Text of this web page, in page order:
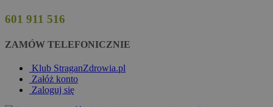
601 911 516
ZAMÓW TELEFONICZNIE
Klub StraganZdrowia.pl
Załóż konto
Zaloguj się